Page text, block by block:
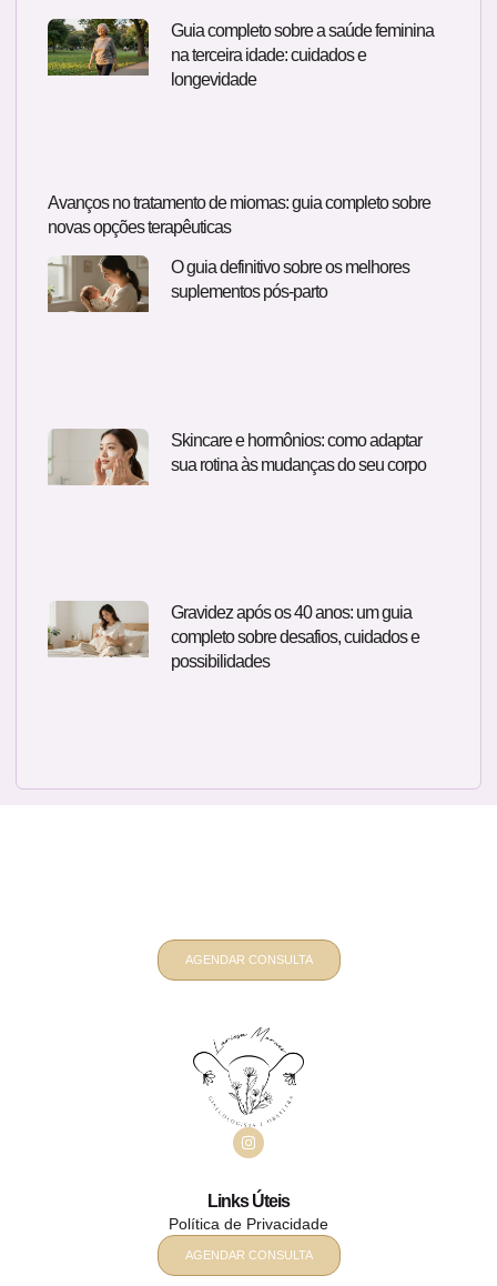
Guia completo sobre a saúde feminina
na terceira idade: cuidados e
longevidade
Avanços no tratamento de miomas: guia completo sobre
novas opções terapêuticas
O guia definitivo sobre os melhores
suplementos pós-parto
Skincare e hormônios: como adaptar
sua rotina às mudanças do seu corpo
Gravidez após os 40 anos: um guia
completo sobre desafios, cuidados e
possibilidades
AGENDAR CONSULTA
Links Úteis
Política de Privacidade
AGENDAR CONSULTA